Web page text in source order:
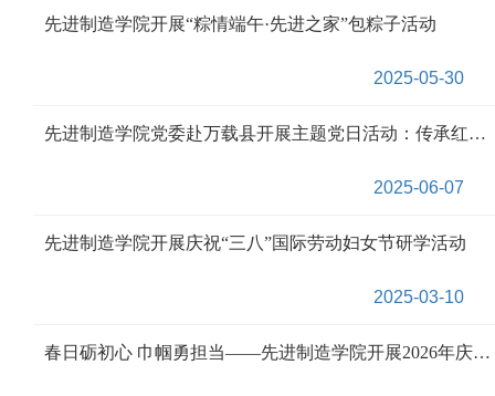
先进制造学院开展“粽情端午·先进之家”包粽子活动
2025-05-30
先进制造学院党委赴万载县开展主题党日活动：传承红色基因，赓续红色血脉
2025-06-07
先进制造学院开展庆祝“三八”国际劳动妇女节研学活动
2025-03-10
春日砺初心 巾帼勇担当——先进制造学院开展2026年庆祝“三八”国际劳动妇女节春游活动